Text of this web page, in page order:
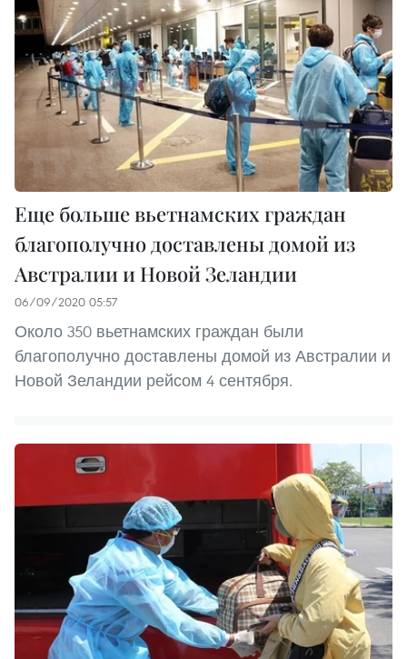
Еще больше вьетнамских граждан
благополучно доставлены домой из
Австралии и Новой Зеландии
06/09/2020 05:57
Около 350 вьетнамских граждан были
благополучно доставлены домой из Австралии и
Новой Зеландии рейсом 4 сентября.